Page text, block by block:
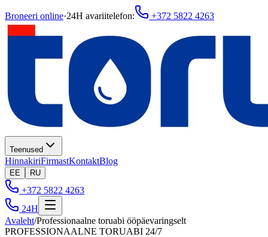
Broneeri online·24H avariitelefon: +372 5822 4263
Teenused
HinnakiriFirmastKontaktBlog
EE RU
+372 5822 4263
24H
Avaleht/Professionaalne toruabi ööpäevaringselt
PROFESSIONAALNE TORUABI 24/7